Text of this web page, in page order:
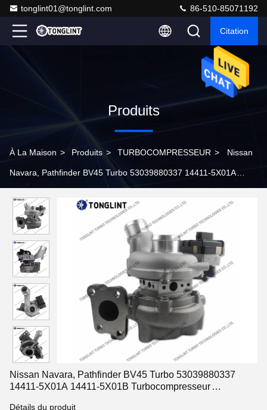
tonglint01@tonglint.com 86-510-85071192
Citation
Produits
À La Maison > Produits > TURBOCOMPRESSEUR > Nissan
Navara, Pathfinder BV45 Turbo 53039880337 14411-5X01A
YD25DDTI
Nissan Navara, Pathfinder BV45 Turbo 53039880337
14411-5X01A 14411-5X01B Turbocompresseur
Détails du produit